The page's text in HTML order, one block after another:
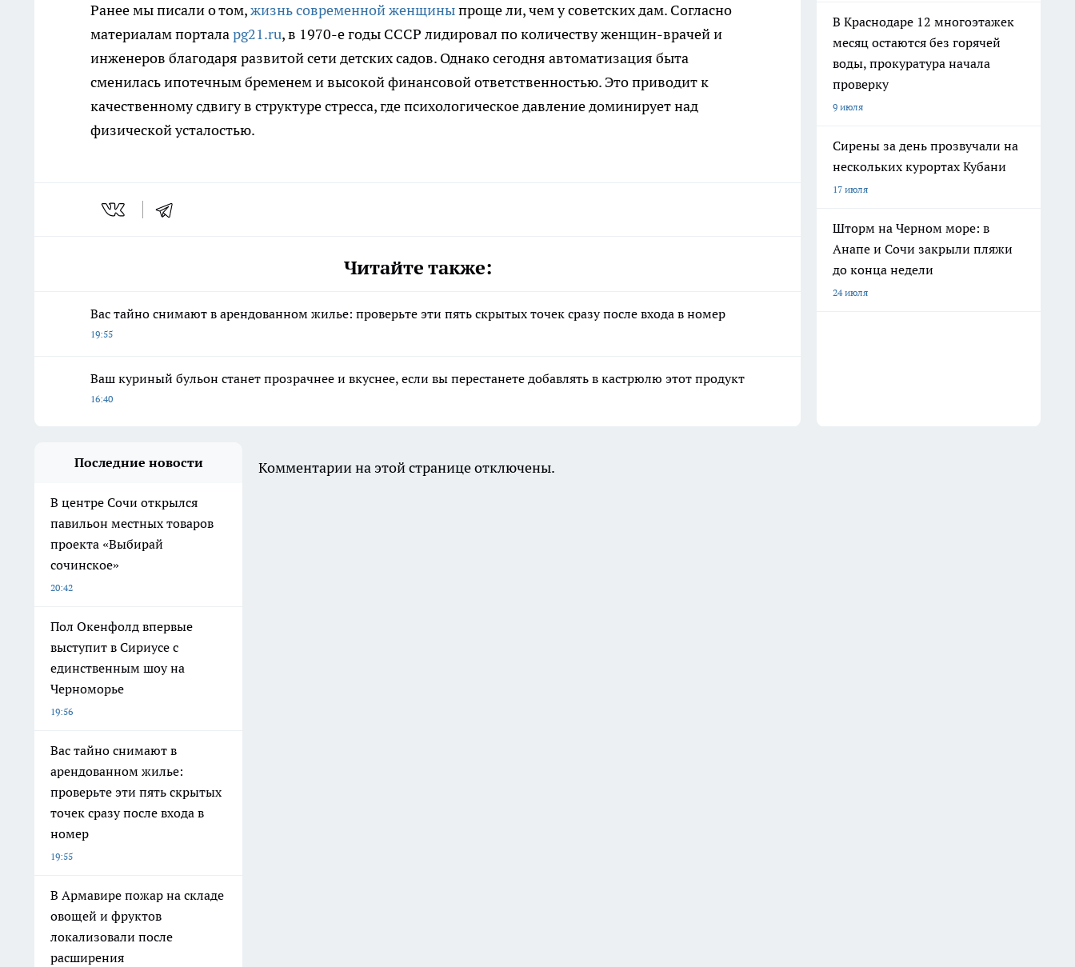
Ранее мы писали о том,жизнь современной женщиныпроще ли, чем у советских дам. Согласно
материалам порталаpg21.ru, в 1970-е годы СССР лидировал по количеству женщин-врачей и
инженеров благодаря развитой сети детских садов. Однако сегодня автоматизация быта
сменилась ипотечным бременем и высокой финансовой ответственностью. Это приводит к
качественному сдвигу в структуре стресса, где психологическое давление доминирует над
физической усталостью.
Читайте также:
Вас тайно снимают в арендованном жилье: проверьте эти пять скрытых точек сразу после входа в номер
19:55
Ваш куриный бульон станет прозрачнее и вкуснее, если вы перестанете добавлять в кастрюлю этот продукт
16:40
В Краснодаре 12 многоэтажек
месяц остаются без горячей
воды, прокуратура начала
проверку
9 июля
Сирены за день прозвучали на
нескольких курортах Кубани
17 июля
Шторм на Черном море: в
Анапе и Сочи закрыли пляжи
до конца недели
24 июля
Последние новости
В центре Сочи открылся
павильон местных товаров
проекта «Выбирай
сочинское»
20:42
Пол Окенфолд впервые
выступит в Сириусе с
единственным шоу на
Черноморье
19:56
Вас тайно снимают в
арендованном жилье:
проверьте эти пять скрытых
точек сразу после входа в
номер
19:55
В Армавире пожар на складе
овощей и фруктов
локализовали после
расширения
Комментарии на этой странице отключены.